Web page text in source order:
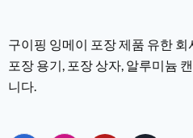
구이핑 잉메이 포장 제품 유한
포장 용기, 포장 상자, 알루미늄
니다.